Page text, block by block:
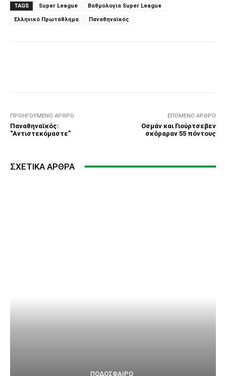
TAGS Super League Βαθμολογία Super League
Ελληνικό Πρωτάθλημα Παναθηναϊκός
ΠΡΟΗΓΟΎΜΕΝΟ ΆΡΘΡΟ
Παναθηναϊκός:
“Αντιστεκόμαστε”
ΕΠΌΜΕΝΟ ΆΡΘΡΟ
Οσμάν και Γιούρτσεβεν
σκόραραν 55 πόντους
ΣΧΕΤΙΚΆ ΆΡΘΡΑ
ΠΟΔΌΣΦΑΙΡΟ